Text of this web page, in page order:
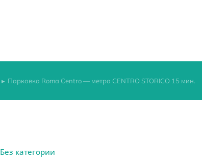
Парковка Roma Centro — метро CENTRO STORICO 15 мин.
Без категории